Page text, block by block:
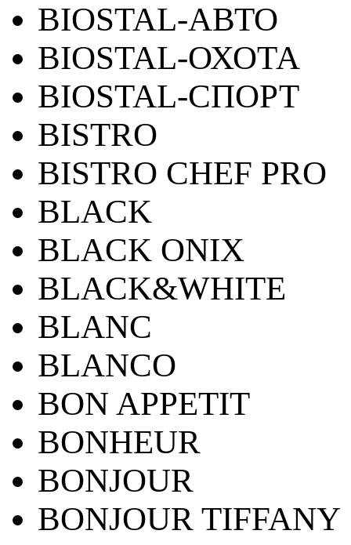
BIOSTAL-АВТО
BIOSTAL-ОХОТА
BIOSTAL-СПОРТ
BISTRO
BISTRO CHEF PRO
BLACK
BLACK ONIX
BLACK&WHITE
BLANC
BLANCO
BON APPETIT
BONHEUR
BONJOUR
BONJOUR TIFFANY